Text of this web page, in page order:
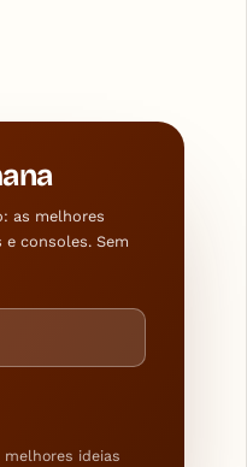
as melhores
e consoles. Sem
ideias